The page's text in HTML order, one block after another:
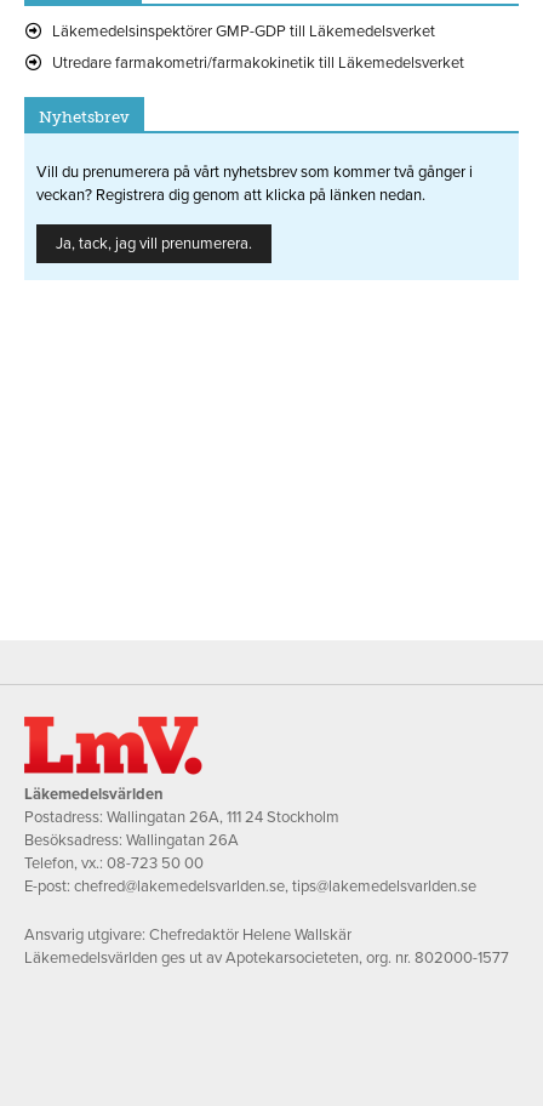
Läkemedelsinspektörer GMP-GDP till Läkemedelsverket
Utredare farmakometri/farmakokinetik till Läkemedelsverket
Nyhetsbrev
Vill du prenumerera på vårt nyhetsbrev som kommer två gånger i
veckan? Registrera dig genom att klicka på länken nedan.
Ja, tack, jag vill prenumerera.
Läkemedelsvärlden
Postadress: Wallingatan 26A, 111 24 Stockholm
Besöksadress: Wallingatan 26A
Telefon, vx.: 08-723 50 00
E-post: chefred@lakemedelsvarlden.se,tips@lakemedelsvarlden.se
Ansvarig utgivare: Chefredaktör Helene Wallskär
Läkemedelsvärlden ges ut av Apotekarsocieteten, org. nr. 802000-1577